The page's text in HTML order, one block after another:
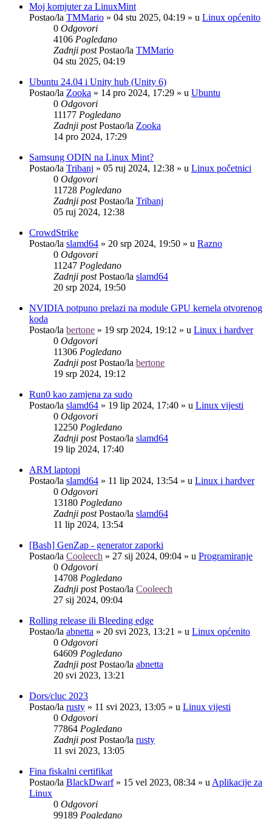
Moj komjuter za LinuxMint
Postao/la TMMario » 04 stu 2025, 04:19 » u Linux općenito
0 Odgovori
4106 Pogledano
Zadnji postPostao/la TMMario
04 stu 2025, 04:19
Ubuntu 24.04 i Unity hub (Unity 6)
Postao/la Zooka » 14 pro 2024, 17:29 » u Ubuntu
0 Odgovori
11177 Pogledano
Zadnji postPostao/la Zooka
14 pro 2024, 17:29
Samsung ODIN na Linux Mint?
Postao/la Tribanj » 05 ruj 2024, 12:38 » u Linux početnici
0 Odgovori
11728 Pogledano
Zadnji postPostao/la Tribanj
05 ruj 2024, 12:38
CrowdStrike
Postao/la slamd64 » 20 srp 2024, 19:50 » u Razno
0 Odgovori
11247 Pogledano
Zadnji postPostao/la slamd64
20 srp 2024, 19:50
NVIDIA potpuno prelazi na module GPU kernela otvorenog
koda
Postao/la bertone » 19 srp 2024, 19:12 » u Linux i hardver
0 Odgovori
11306 Pogledano
Zadnji postPostao/la bertone
19 srp 2024, 19:12
Run0 kao zamjena za sudo
Postao/la slamd64 » 19 lip 2024, 17:40 » u Linux vijesti
0 Odgovori
12250 Pogledano
Zadnji postPostao/la slamd64
19 lip 2024, 17:40
ARM laptopi
Postao/la slamd64 » 11 lip 2024, 13:54 » u Linux i hardver
0 Odgovori
13180 Pogledano
Zadnji postPostao/la slamd64
11 lip 2024, 13:54
[Bash] GenZap - generator zaporki
Postao/la Cooleech » 27 sij 2024, 09:04 » u Programiranje
0 Odgovori
14708 Pogledano
Zadnji postPostao/la Cooleech
27 sij 2024, 09:04
Rolling release ili Bleeding edge
Postao/la abnetta » 20 svi 2023, 13:21 » u Linux općenito
0 Odgovori
64609 Pogledano
Zadnji postPostao/la abnetta
20 svi 2023, 13:21
Dors/cluc 2023
Postao/la rusty » 11 svi 2023, 13:05 » u Linux vijesti
0 Odgovori
77864 Pogledano
Zadnji postPostao/la rusty
11 svi 2023, 13:05
Fina fiskalni certifikat
Postao/la BlackDwarf» 15 vel 2023, 08:34 » u Aplikacije za
Linux
0 Odgovori
99189 Pogledano